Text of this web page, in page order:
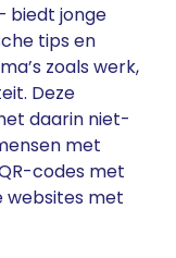
biedt jonge
tips en
zoals werk,
Deze
daarin niet-
met
codes met
websites met